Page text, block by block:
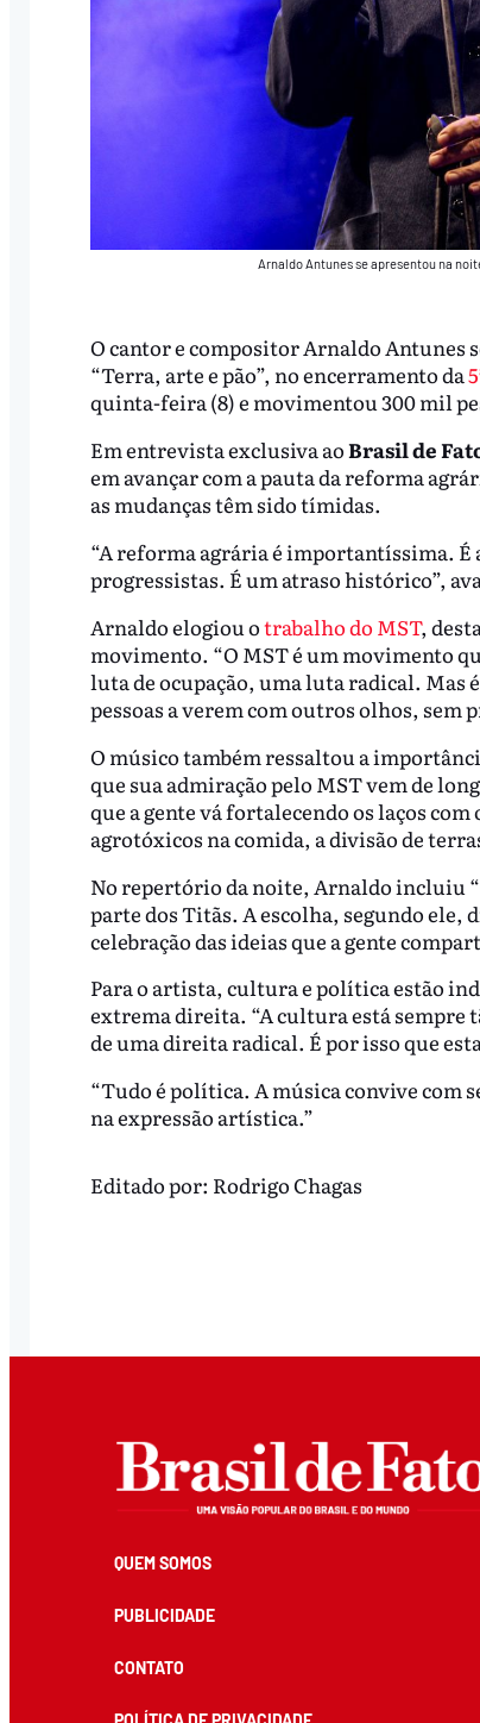
Arnaldo Antunes se apresentou na
O cantor e compositor Arnaldo Antunes
“Terra, arte e pão”, no encerramento da
quinta-feira (8) e movimentou 300 mil
Em entrevista exclusiva aoBrasil de
em avançar com a pauta da reforma
as mudanças têm sido tímidas.
“A reforma agrária é importantíssima. É
progressistas. É um atraso histórico”,
Arnaldo elogiou otrabalho do MST,
movimento. “O MST é um movimento
luta de ocupação, uma luta radical. Mas
pessoas a verem com outros olhos, sem
O músico também ressaltou a
que sua admiração pelo MST vem de
que a gente vá fortalecendo os laços
agrotóxicos na comida, a divisão de
No repertório da noite, Arnaldo incluiu
parte dos Titãs. A escolha, segundo ele,
celebração das ideias que a gente
Para o artista, cultura e política estão
extrema direita. “A cultura está sempre
de uma direita radical. É por isso que
“Tudo é política. A música convive com
na expressão artística.”
Editado por: Rodrigo Chagas
QUEM SOMOS
PUBLICIDADE
CONTATO